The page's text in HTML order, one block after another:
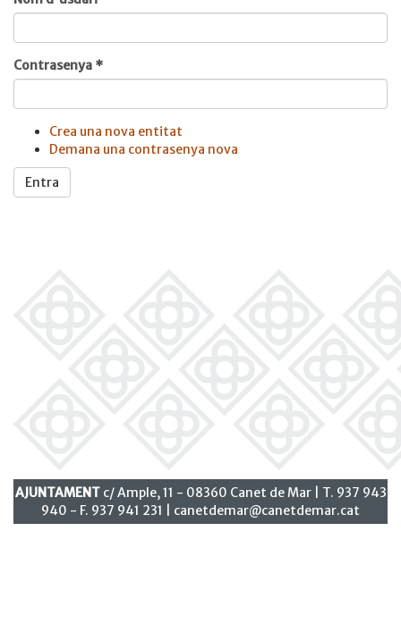
Contrasenya *
Crea una nova entitat
Demana una contrasenya nova
Entra
AJUNTAMENTc/ Ample, 11 - 08360 Canet de Mar | T. 937 943
940 - F. 937 941 231 | canetdemar@canetdemar.cat